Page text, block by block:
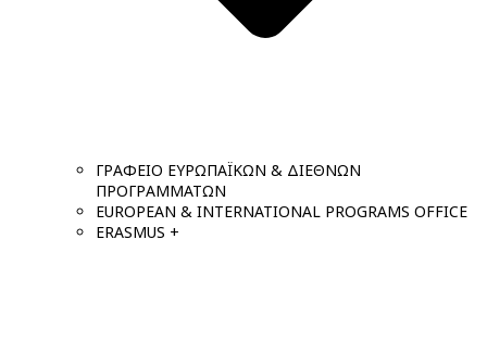
ΓΡΑΦΕΙΟ ΕΥΡΩΠΑΪΚΩΝ & ΔΙΕΘΝΩΝ
ΠΡΟΓΡΑΜΜΑΤΩΝ
EUROPEAN & INTERNATIONAL PROGRAMS OFFICE
ERASMUS +